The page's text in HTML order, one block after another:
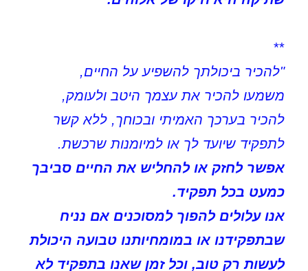
**
"להכיר ביכולתך להשפיע על החיים,
משמעו להכיר את עצמך היטב ולעומק,
להכיר בערכך האמיתי ובכוחך, ללא קשר
לתפקיד שיועד לך או למיומנות שרכשת.
אפשר לחזק או להחליש את החיים סביבך
כמעט בכל תפקיד.
אנו עלולים להפוך למסוכנים אם נניח
שבתפקידנו או במומחיותנו טבועה היכולת
לעשות רק טוב, וכל זמן שאנו בתפקיד לא